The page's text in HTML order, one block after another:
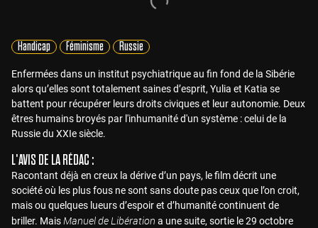
Handicap Féminisme Russie
Enfermées dans un institut psychiatrique au fin fond de la Sibérie
alors qu’elles sont totalement saines d’esprit, Yulia et Katia se
battent pour récupérer leurs droits civiques et leur autonomie. Deux
êtres humains broyés par l'inhumanité d'un système : celui de la
Russie du XXIe siècle.
L'AVIS DE LA RÉDAC :
Racontant déjà en creux la dérive d’un pays, le film décrit une
société où les plus fous ne sont sans doute pas ceux que l’on croit,
mais ou quelques lueurs d’espoir et d’humanité continuent de
briller. MaisManuel de Libération a une suite, sortie le 29 octobre